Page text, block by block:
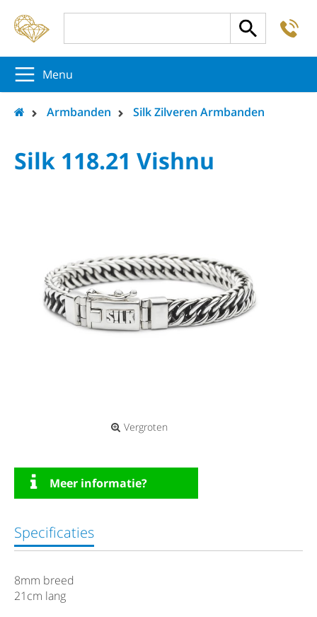
Menu
Armbanden Silk Zilveren Armbanden
Silk 118.21 Vishnu
Vergroten
Meer informatie?
Specificaties
8mm breed
21cm lang